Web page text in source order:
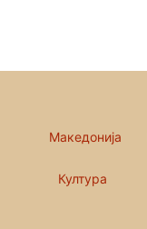
Македонија
Култура